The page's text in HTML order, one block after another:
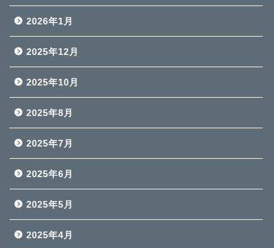
2026年1月
2025年12月
2025年10月
2025年8月
2025年7月
2025年6月
2025年5月
2025年4月